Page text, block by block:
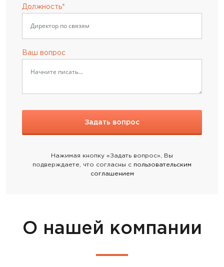
Должность*
Ваш вопрос
Нажимая кнопку «Задать вопрос», Вы
подверждаете, что согласны с пользовательским
соглашением
О нашей компании